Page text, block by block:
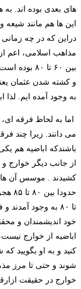
های بعدی بوده اند. به
این ها هم مانند
دراین که در چه
مذاهب اسلامی، اعم
بین ۶۰ تا
به وجود آمده ایم.
اما به لحاظ فرقه
می دانند. زیرا چند
باشندکه اباضیه هم
از جانب دیگر خوارج
کشیدند . موسس آن ها
تا ۸۰ به وجود
خود اندیشمندان و
اباضیه از خوارج
کنید و به او بگویید
شوند و حتی تا مرز
خوارج در حقیقت